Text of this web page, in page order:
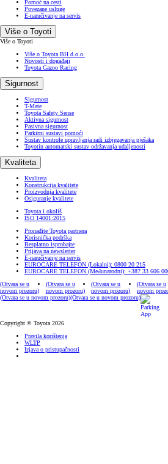
Toyota Safety Sense
Aktivna sigurnost
Pasivna sigurnost
Parkirni sustavi pomoći
Sustav kontrole upravljanja radi izbjegavanja pješaka
Toyotin automatski sustav održavanja udaljenosti
Kvaliteta
Kvaliteta
Konstrukcija kvalitete
Proizvodnja kvalitete
Osiguranje kvalitete
Toyota i okoliš
ISO 14001:2015
Pronađite Toyota partnera
Korisnička podrška
Besplatno isprobajte
Prijava na newsletter
E-naručivanje na servis
EUROCARE TELEFON (Lokalni): 0800 20 215
EUROCARE TELEFON (Međunarodni): +387 33 606 000
(Otvara se u
novom prozoru)
novom prozoru)
(Otvara se u novom prozoru)(Otvara se u novom prozoru)
Copyright © Toyota 2026
Pravila korištenja
WLTP
Izjava o pristupačnosti